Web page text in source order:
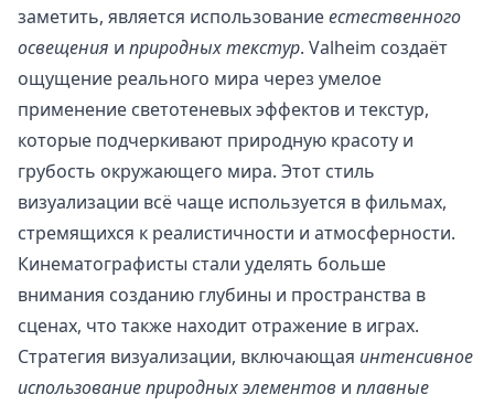
заметить, является использованиеестественного
освещения и природных текстур. Valheim создаёт
ощущение реального мира через умелое
применение светотеневых эффектов и текстур,
которые подчеркивают природную красоту и
грубость окружающего мира. Этот стиль
визуализации всё чаще используется в фильмах,
стремящихся к реалистичности и атмосферности.
Кинематографисты стали уделять больше
внимания созданию глубины и пространства в
сценах, что также находит отражение в играх.
Стратегия визуализации, включающая интенсивное
использование природных элементов и плавные